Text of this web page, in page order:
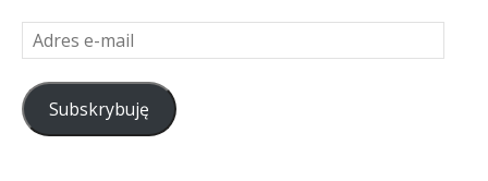
Adres
e-
mail
Subskrybuję